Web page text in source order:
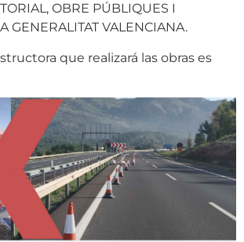
OBRE PÚBLIQUES I
GENERALITAT VALENCIANA.
que realizará las obras es